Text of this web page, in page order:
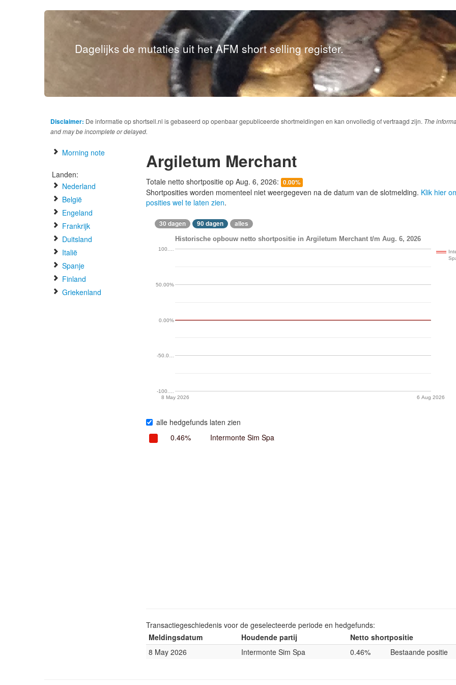
Dagelijks de mutaties uit het AFM short selling register.
Disclaimer: De informatie op shortsell.nl is gebaseerd op openbaar gepubliceerde shortmeldingen en kan onvolledig of vertraagd zijn. The
and may be incomplete or delayed.
Morning note
Landen:
Nederland
België
Engeland
Frankrijk
Duitsland
Italië
Spanje
Finland
Griekenland
Argiletum Merchant
Totale netto shortpositie op Aug. 6, 2026: 0.00%
Shortposities worden momenteel niet weergegeven na de datum van de slotmelding. Klik hier
posities wel te laten zien.
30 dagen 90 dagen alles
Historische opbouw netto shortpositie in Argiletum Merchant t/m Aug. 6, 2026
8 May 2026 6 Aug 2026
-100.…
-50.0…
0.00%
50.00%
100.…
alle hedgefunds laten zien
0.46%
Intermonte Sim Spa
Transactiegeschiedenis voor de geselecteerde periode en hedgefunds:
Meldingsdatum
Houdende partij
Netto shortpositie
8 May 2026
Intermonte Sim Spa 0.46% Bestaande positie